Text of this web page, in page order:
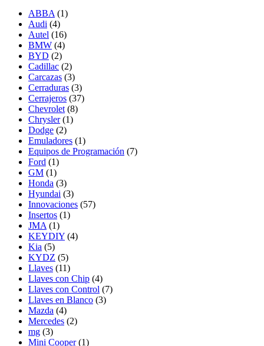
ABBA (1)
Audi (4)
Autel (16)
BMW (4)
BYD (2)
Cadillac (2)
Carcazas (3)
Cerraduras (3)
Cerrajeros (37)
Chevrolet (8)
Chrysler (1)
Dodge (2)
Emuladores (1)
Equipos de Programación (7)
Ford (1)
GM (1)
Honda (3)
Hyundai (3)
Innovaciones (57)
Insertos (1)
JMA (1)
KEYDIY (4)
Kia (5)
KYDZ (5)
Llaves (11)
Llaves con Chip (4)
Llaves con Control (7)
Llaves en Blanco (3)
Mazda (4)
Mercedes (2)
mg (3)
Mini Cooper (1)